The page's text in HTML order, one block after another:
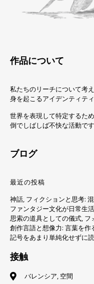
作品について
私たちのリーチについて考
身を起こるアイデンティテ
世界を表現して特定するた
倒でしばしば不快な活動で
ブログ
最近の投稿
神話, フィクションと思考:
ファンタジー文化が日常生
思索の道具としての儀式, フ
創作言語と想像力: 言葉を
記号をあまり単純化せずに
接触
バレンシア, 空間